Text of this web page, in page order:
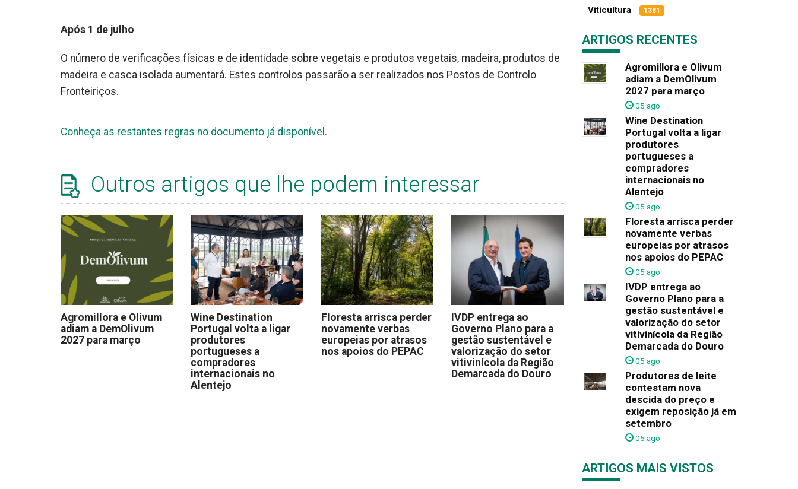
Após 1 de julho
O número de verificações físicas e de identidade sobre vegetais e produtos vegetais, madeira, produtos de
madeira e casca isolada aumentará. Estes controlos passarão a ser realizados nos Postos de Controlo
Fronteiriços.
Conheça as restantes regras no documento já disponível.
Outros artigos que lhe podem interessar
Agromillora e Olivum
adiam a DemOlivum
2027 para março
Wine Destination
Portugal volta a ligar
produtores
portugueses a
compradores
internacionais no
Alentejo
Floresta arrisca perder
novamente verbas
europeias por atrasos
nos apoios do PEPAC
IVDP entrega ao
Governo Plano para a
gestão sustentável e
valorização do setor
vitivinícola da Região
Demarcada do Douro
Viticultura 1381
ARTIGOS RECENTES
Agromillora e Olivum
adiam a DemOlivum
2027 para março
05 ago
Wine Destination
Portugal volta a ligar
produtores
portugueses a
compradores
internacionais no
Alentejo
05 ago
Floresta arrisca perder
novamente verbas
europeias por atrasos
nos apoios do PEPAC
05 ago
IVDP entrega ao
Governo Plano para a
gestão sustentável e
valorização do setor
vitivinícola da Região
Demarcada do Douro
05 ago
Produtores de leite
contestam nova
descida do preço e
exigem reposição já em
setembro
05 ago
ARTIGOS MAIS VISTOS